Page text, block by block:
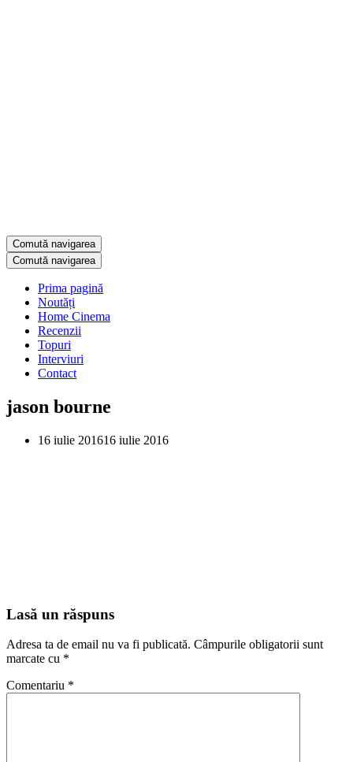
Comută navigarea
Comută navigarea
Prima pagină
Noutăți
Home Cinema
Recenzii
Topuri
Interviuri
Contact
jason bourne
16 iulie 201616 iulie 2016
Lasă un răspuns
Adresa ta de email nu va fi publicată. Câmpurile obligatorii sunt
marcate cu *
Comentariu *